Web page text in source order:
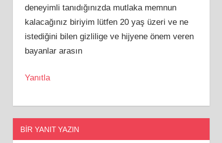
deneyimli tanıdığınızda mutlaka memnun
kalacağınız biriyim lütfen 20 yaş üzeri ve ne
istediğini bilen gizlilige ve hijyene önem veren
bayanlar arasın
Yanıtla
BIR YANIT YAZIN